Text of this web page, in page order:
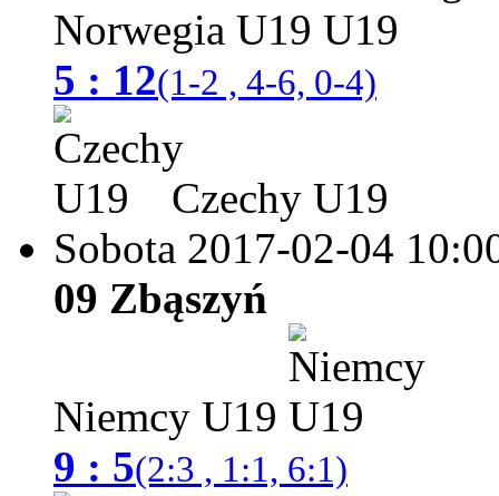
Norwegia U19
5 : 12(1-2 , 4-6, 0-4)
Czechy U19
Sobota 2017-02-04
09 Zbąszyń
Niemcy U19
9 : 5(2:3 , 1:1, 6:1)